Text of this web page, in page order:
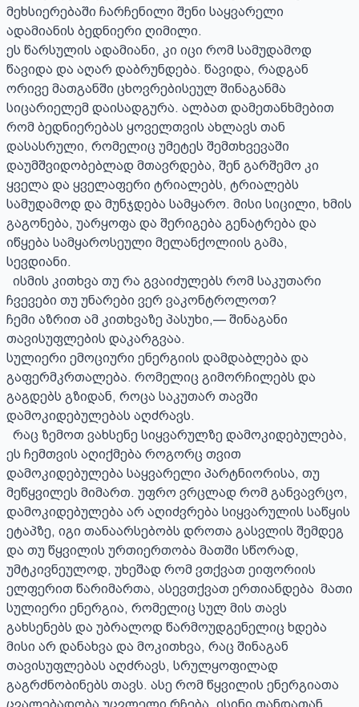
მეხსიერებაში ჩარჩენილი შენი საყვარელი
ადამიანის ბედნიერი ღიმილი.
ეს წარსულის ადამიანი, კი იცი რომ სამუდამოდ
წავიდა და აღარ დაბრუნდება. წავიდა, რადგან
ორივე მათგანში ცხოვრებისეულ შინაგანმა
სიცარიელემ დაისადგურა. ალბათ დამეთანხმებით
რომ ბედნიერებას ყოველთვის ახლავს თან
დასასრული, რომელიც უმეტეს შემთხვევაში
დაუმშვიდობებლად მთავრდება, შენ გარშემო კი
ყველა და ყველაფერი ტრიალებს, ტრიალებს
სამუდამოდ და მუნჯდება სამყარო. მისი სიცილი, ხმის
გაგონება, უარყოფა და შერიგება გენატრება და
იწყება სამყაროსეული მელანქოლიის გამა,
სევდიანი.
ჩვევები თუ უნარები ვერ ვაკონტროლოთ?
ჩემი აზრით ამ კითხვაზე პასუხი,— შინაგანი
თავისუფლების დაკარგვაა.
სულიერი ემოციური ენერგიის დამდაბლება და
გაფერმკრთალება. რომელიც გიმორჩილებს და
გაგდებს გზიდან, როცა საკუთარ თავში
დამოკიდებულებას აღძრავს.
ეს ჩემთვის აღიქმება როგორც თვით
დამოკიდებულება საყვარელი პარტნიორისა, თუ
მეწყვილეს მიმართ. უფრო ვრცლად რომ განვავრცო,
დამოკიდებულება არ აღიძვრება სიყვარულის საწყის
ეტაპზე, იგი თანაარსებობს დროთა გასვლის შემდეგ
და თუ წყვილის ურთიერთობა მათში სწორად,
უმტკივნეულოდ, უხეშად რომ ვთქვათ ეიფორიის
ელფერით წარიმართა, ასევთქვათ ერთიანდება  მათი
სულიერი ენერგია, რომელიც სულ მის თავს
გახსენებს და უბრალოდ წარმოუდგენელიც ხდება
მისი არ დანახვა და მოკითხვა, რაც შინაგან
თავისუფლებას აღძრავს, სრულყოფილად
გაგრძნობინებს თავს. ასე რომ წყვილის ენერგიათა